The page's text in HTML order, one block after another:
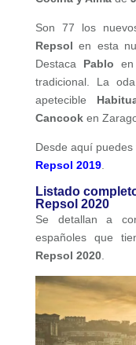
Son 77 los
Repsol en esta
Destaca Pablo
tradicional. La
apetecible
Cancooken
Desde aquí
Repsol 2019.
Listado
Repsol 2020
Se detallan a
españoles que
Repsol 2020.